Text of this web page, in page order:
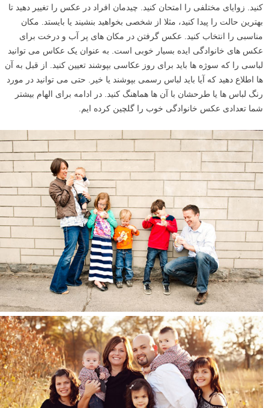
کنید. زوایای مختلفی را امتحان کنید. چیدمان افراد در عکس را تغییر دهید تا
بهترین حالت را پیدا کنید، مثلا از شخصی بخواهید بنشیند یا بایستد. مکان
مناسبی را انتخاب کنید. عکس گرفتن در مکان های پر آب و درخت برای
عکس های خانوادگی ایده بسیار خوبی است. به عنوان یک عکاس می توانید
لباسی را که سوژه ها باید برای روز عکاسی بپوشند تعیین کنید. از قبل به آن
ها اطلاع دهید که آیا باید لباس رسمی بپوشند یا خیر. حتی می توانید در مورد
رنگ لباس ها یا طرحشان با آن ها هماهنگ کنید. در ادامه برای الهام بیشتر
شما تعدادی عکس خانوادگی خوب را گلچین کرده ایم.